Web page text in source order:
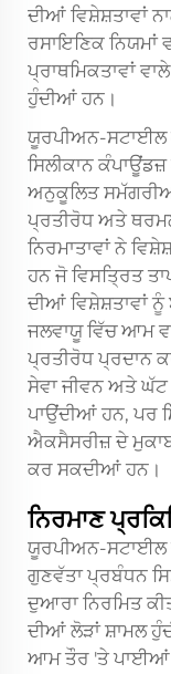
ਦੀਆਂ ਵਿਸ਼ੇਸ਼ਤਾਵਾਂ
ਰਸਾਇਣਿਕ ਨਿਯਮਾਂ
ਪ੍ਰਾਥਮਿਕਤਾਵਾਂ
ਹੁੰਦੀਆਂ ਹਨ।
ਯੂਰਪੀਅਨ-ਸਟਾਈਲ
ਸਿਲੀਕਾਨ
ਅਨੁਕੂਲਿਤ
ਪ੍ਰਤੀਰੋਧ ਅਤੇ
ਨਿਰਮਾਤਾਵਾਂ ਨੇ
ਹਨ ਜੋ ਵਿਸਤ੍ਰਿਤ
ਦੀਆਂ ਵਿਸ਼ੇਸ਼ਤਾਵਾਂ
ਜਲਵਾਯੂ ਵਿੱਚ ਆਮ
ਪ੍ਰਤੀਰੋਧ ਪ੍ਰਦਾਨ
ਸੇਵਾ ਜੀਵਨ ਅਤੇ
ਪਾਉਂਦੀਆਂ ਹਨ, ਪਰ
ਐਕਸੈਸਰੀਜ਼ ਦੇ
ਕਰ ਸਕਦੀਆਂ ਹਨ।
ਨਿਰਮਾਣ
ਯੂਰਪੀਅਨ-
ਗੁਣਵੱਤਾ ਪ੍ਰਬੰਧਨ
ਦੁਆਰਾ ਨਿਰਮਿਤ
ਦੀਆਂ ਲੋੜਾਂ ਸ਼ਾਮਲ
ਆਮ ਤੌਰ 'ਤੇ ਪਾਈਆਂ